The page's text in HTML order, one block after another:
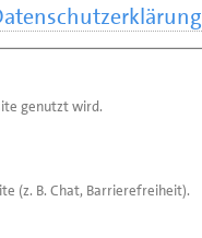
genutzt wird.
(z. B. Chat, Barrierefreiheit).